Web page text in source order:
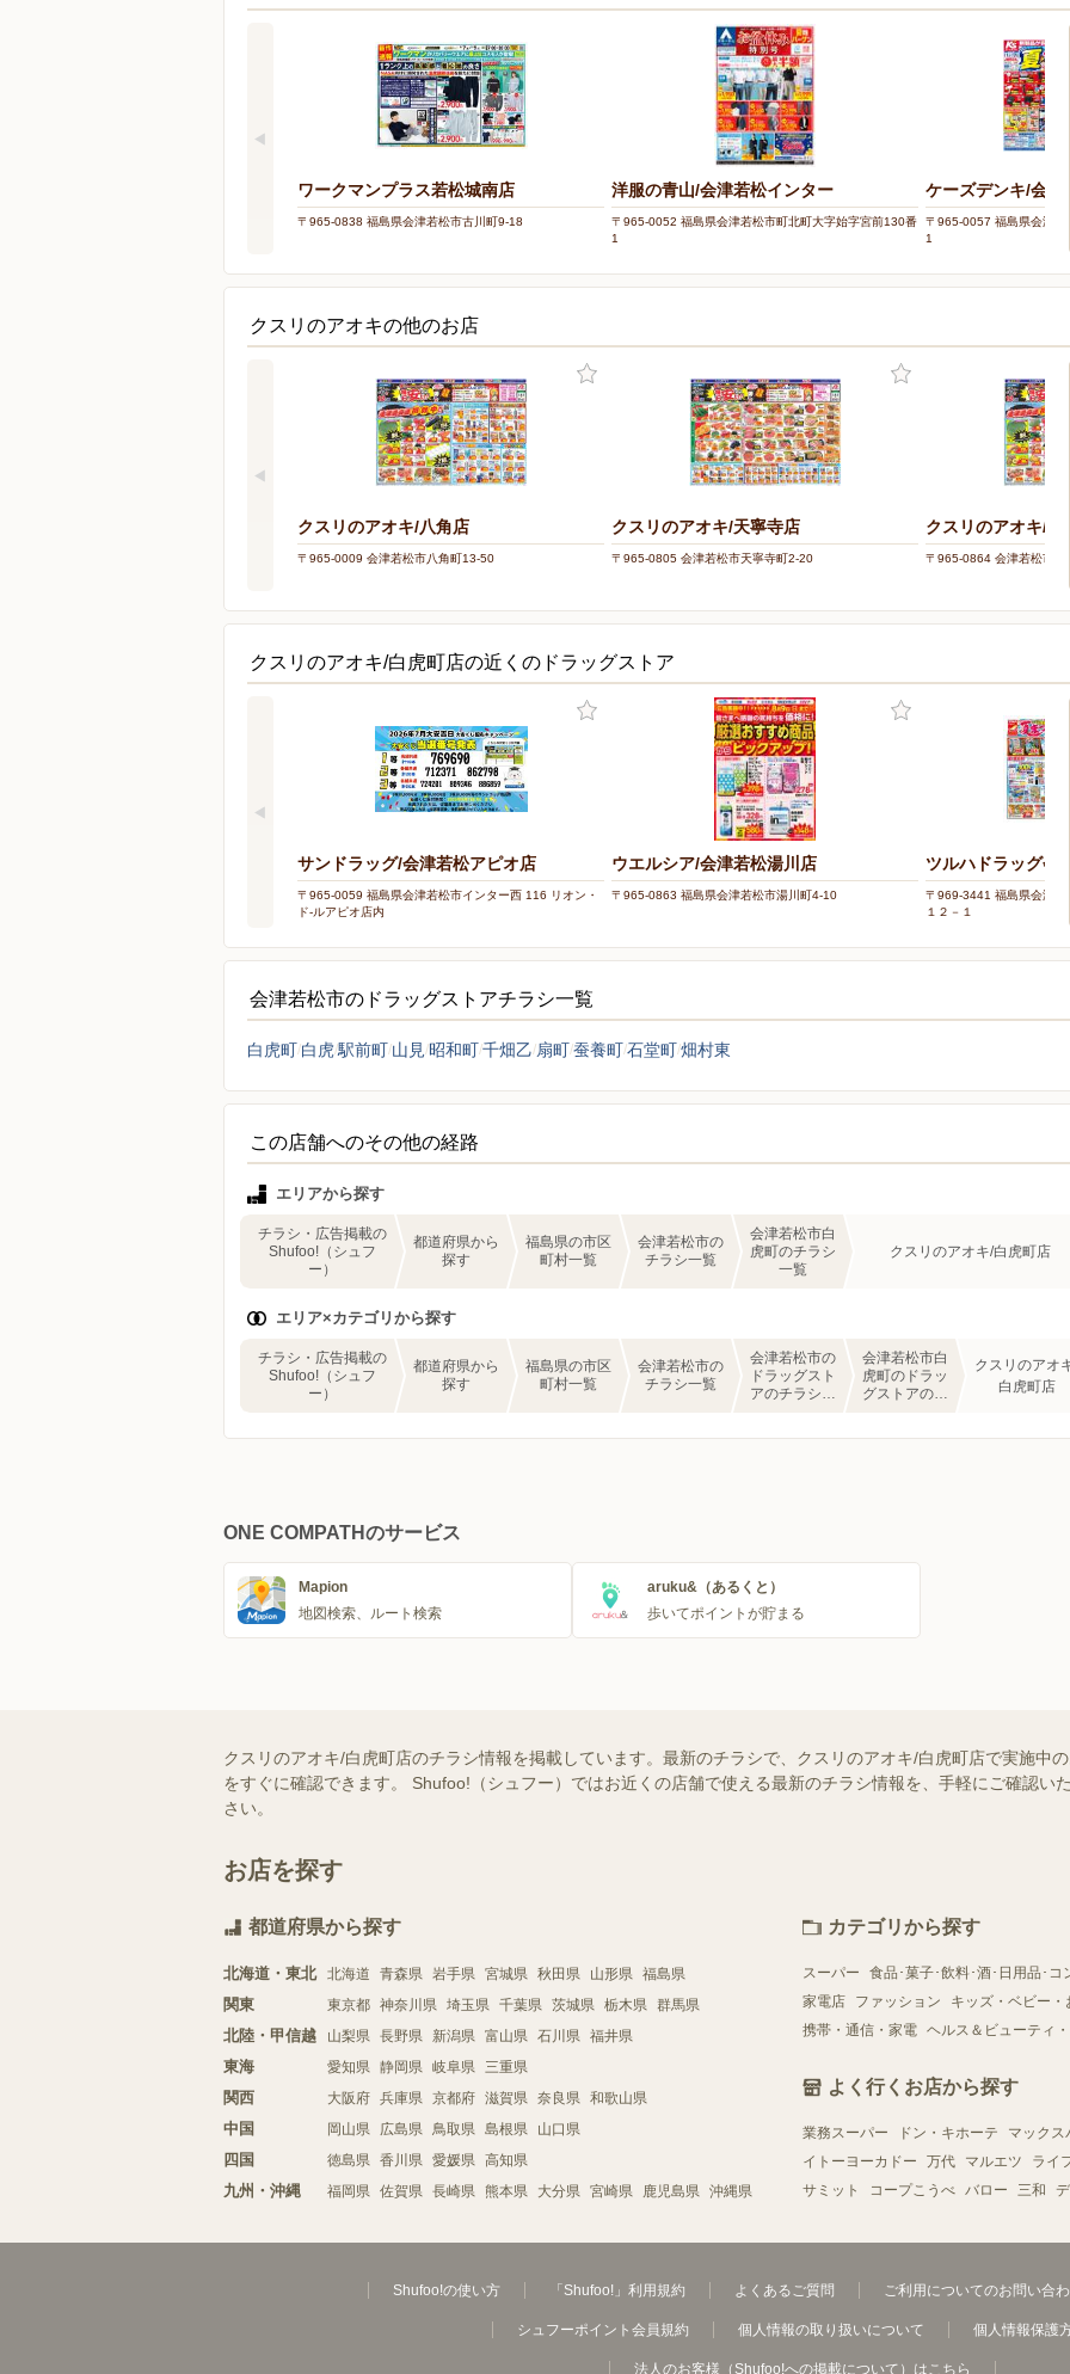
ワークマンプラス若松城南店
〒965-0838 福島県会津若松市古川町9-18
洋服の青山/会津若松インター
〒965-0052 福島県会津若松市町北町大字始字宮前130番
1
ケーズデンキ/会津
〒965-0057 福島県会津若
1
クスリのアオキの他のお店
クスリのアオキ/八角店
〒965-0009 会津若松市八角町13-50
クスリのアオキ/天寧寺店
〒965-0805 会津若松市天寧寺町2-20
クスリのアオキ/城
〒965-0864 会津若松市城
クスリのアオキ/白虎町店の近くのドラッグストア
サンドラッグ/会津若松アピオ店
〒965-0059 福島県会津若松市インター西 116 リオン・
ド-ルアピオ店内
ウエルシア/会津若松湯川店
〒965-0863 福島県会津若松市湯川町4-10
ツルハドラッグ会
〒969-3441 福島県会津若
１２－１
会津若松市のドラッグストアチラシ一覧
白虎町 白虎駅前町 山見 昭和町千畑乙 扇町蚕養町石堂町畑村東
この店舗へのその他の経路
エリアから探す
チラシ・広告掲載の
Shufoo!（シュフ
ー）
都道府県から
探す
福島県の市区
町村一覧
会津若松市の
チラシ一覧
会津若松市白
虎町のチラシ
一覧
クスリのアオキ/白虎町店
エリア×カテゴリから探す
チラシ・広告掲載の
Shufoo!（シュフ
ー）
都道府県から
探す
福島県の市区
町村一覧
会津若松市の
チラシ一覧
会津若松市の
ドラッグスト
アのチラシ一
会津若松市白
虎町のドラッ
グストアのチ
クスリのアオ
白虎町店
ONE COMPATHのサービス
Mapion
地図検索、ルート検索
aruku&（あるくと）
歩いてポイントが貯まる
クスリのアオキ/白虎町店のチラシ情報を掲載しています。最新のチラシで、クスリのアオキ/白虎町店で実施中
をすぐに確認できます。 Shufoo!（シュフー）ではお近くの店舗で使える最新のチラシ情報を、手軽にご確認い
さい。
お店を探す
都道府県から探す
北海道・東北 北海道 青森県 岩手県 宮城県 秋田県 山形県 福島県
関東 東京都 神奈川県 埼玉県 千葉県 茨城県 栃木県 群馬県
北陸・甲信越 山梨県 長野県 新潟県 富山県 石川県 福井県
東海 愛知県 静岡県 岐阜県 三重県
関西 大阪府 兵庫県 京都府 滋賀県 奈良県 和歌山県
中国 岡山県 広島県 鳥取県 島根県 山口県
四国 徳島県 香川県 愛媛県 高知県
九州・沖縄 福岡県 佐賀県 長崎県 熊本県 大分県 宮崎県 鹿児島県 沖縄県
カテゴリから探す
スーパー 食品･菓子･飲料･酒･日用品･コ
家電店
ファッション キッズ・ベビー・
携帯・通信・家電 ヘルス＆ビューティ
よく行くお店から探す
業務スーパー ドン・キホーテ マックス
イトーヨーカドー
万代 マルエツ ライ
サミット
コープこうべ バロー 三和
Shufoo!の使い方 「Shufoo!」利用規約 よくあるご質問 ご利用についてのお問い合
シュフーポイント会員規約 個人情報の取り扱いについて 個人情報保護
法人のお客様（Shufoo!への掲載について）はこちら